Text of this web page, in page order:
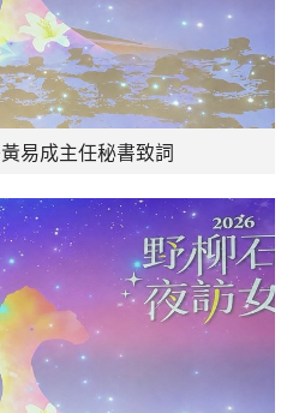
易成主任秘書致詞